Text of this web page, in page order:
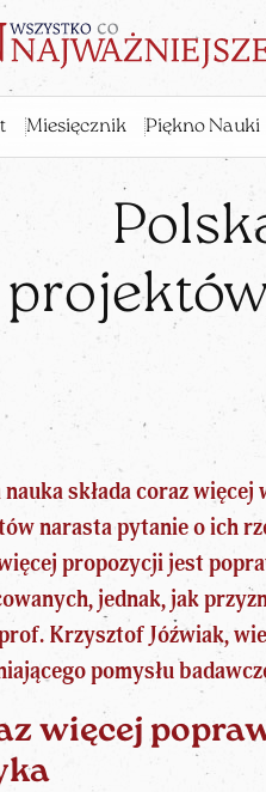
Miesięcznik Piękno Nauki
nauka składa coraz
narasta pytanie o ich
propozycji jest
jednak, jak
Krzysztof Jóźwiak,
pomysłu
więcej